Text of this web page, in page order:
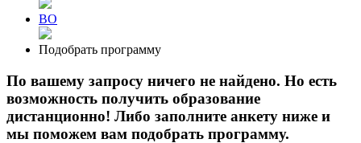
ВО
Подобрать программу
По вашему запросу ничего не найдено. Но есть
возможность получить образование
дистанционно! Либо заполните анкету ниже и
мы поможем вам подобрать программу.